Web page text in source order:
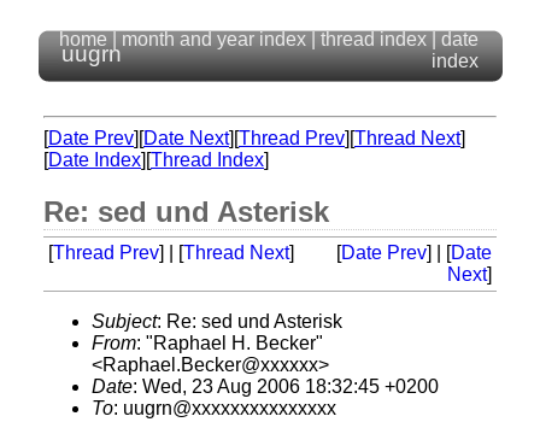
uugrn
home month and year index thread index
date
index
[Date Prev][Date Next][Thread Prev][Thread Next]
[Date Index][Thread Index]
Re: sed und Asterisk
[Thread Prev] | [Thread Next] [Date Prev] | [Date
Next]
Subject: Re: sed und Asterisk
From: "Raphael H. Becker"
<Raphael.Becker@xxxxxx>
Date: Wed, 23 Aug 2006 18:32:45 +0200
To: uugrn@xxxxxxxxxxxxxxx